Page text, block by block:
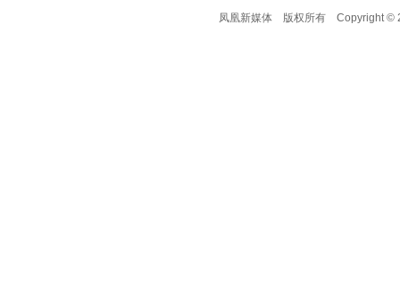
凤凰新媒体
版权所有 Copyright ©